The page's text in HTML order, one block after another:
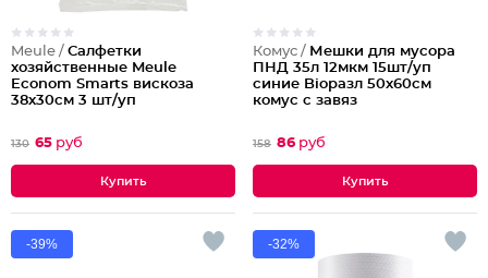
Meule / Салфетки
хозяйственные Meule
Econom Smarts вискоза
38x30см 3 шт/уп
130 65 руб
Комус / Мешки для мусора
ПНД 35л 12мкм 15шт/уп
синие Bioразл 50х60см
комус с завяз
158 86 руб
-39% -32%